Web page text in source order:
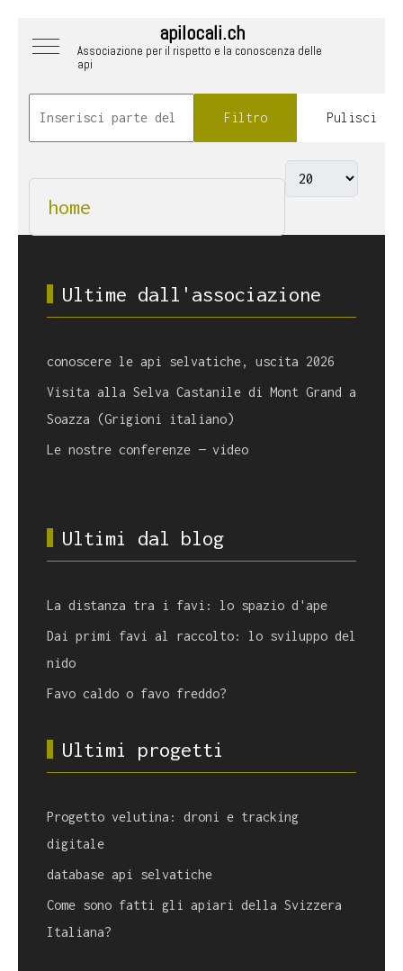
Mobile Menu Toggleapilocali.ch
Associazione per il rispetto e la conoscenza delle
api
Filtro Pulisci
home
Ultime dall'associazione
conoscere le api selvatiche, uscita 2026
Visita alla Selva Castanile di Mont Grand a
Soazza (Grigioni italiano)
Le nostre conferenze — video
Ultimi dal blog
La distanza tra i favi: lo spazio d'ape
Dai primi favi al raccolto: lo sviluppo del
nido
Favo caldo o favo freddo?
Ultimi progetti
Progetto velutina: droni e tracking
digitale
database api selvatiche
Come sono fatti gli apiari della Svizzera
Italiana?